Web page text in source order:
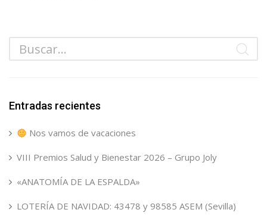
Entradas recientes
Nos vamos de vacaciones
VIII Premios Salud y Bienestar 2026 – Grupo Joly
«ANATOMÍA DE LA ESPALDA»
LOTERÍA DE NAVIDAD: 43478 y 98585 ASEM (Sevilla)